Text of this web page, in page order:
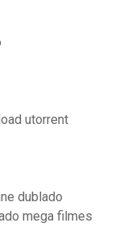
utorrent
dublado
mega filmes